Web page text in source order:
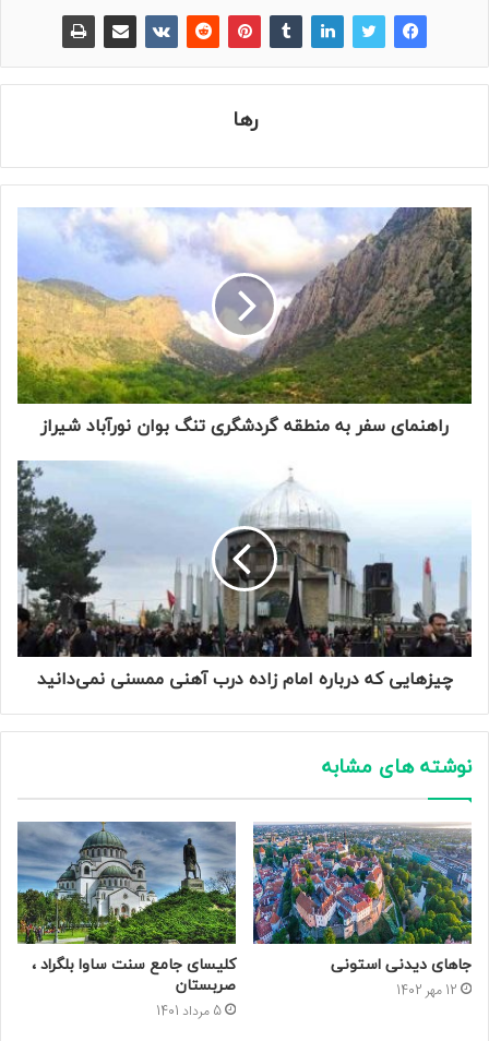
رها
راهنمای سفر به منطقه گردشگری تنگ بوان نورآباد شیراز
چیزهایی که درباره امام زاده درب آهنی ممسنی نمی‌دانید
نوشته های مشابه
جاهای دیدنی استونی
12 مهر 1402
کلیسای جامع سنت ساوا بلگراد ،
صربستان
5 مرداد 1401